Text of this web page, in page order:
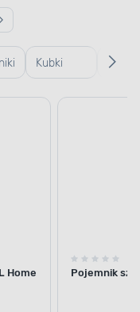
Kubki
termiczne
Gąbki
i
Home
Pojemnik